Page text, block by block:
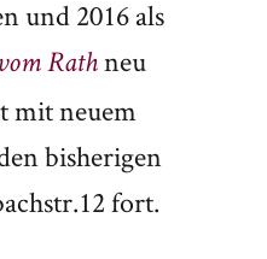
und 2016 als
Rath neu
mit neuem
bisherigen
fort.